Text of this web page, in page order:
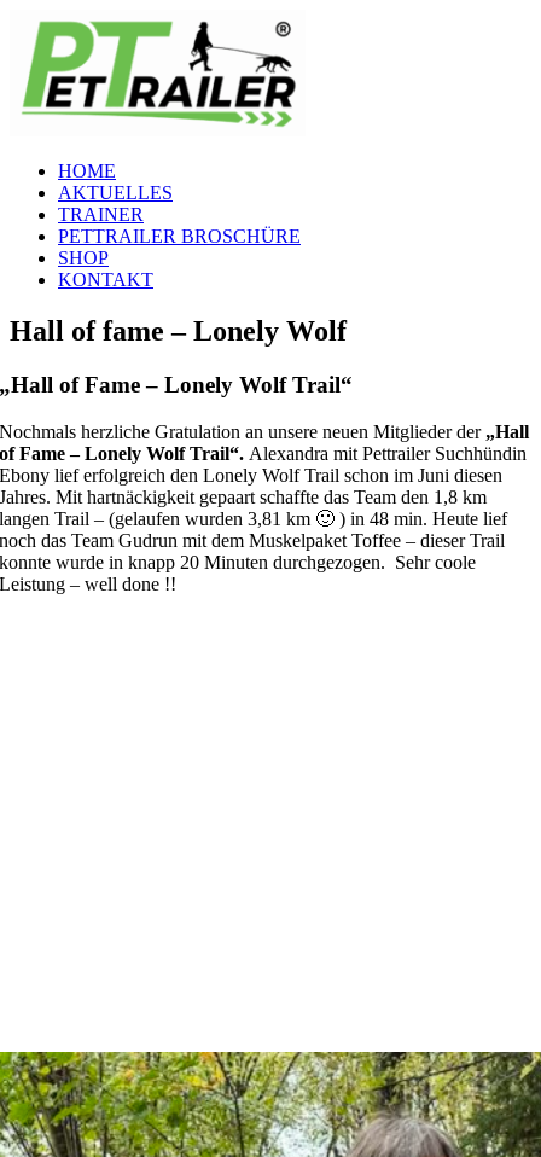
Zum
Inhalt
springen
HOME
AKTUELLES
TRAINER
PETTRAILER BROSCHÜRE
SHOP
KONTAKT
Hall of fame – Lonely Wolf
„Hall of Fame – Lonely Wolf Trail“
Nochmals herzliche Gratulation an unsere neuen Mitglieder der „Hall
of Fame – Lonely Wolf Trail“. Alexandra mit Pettrailer Suchhündin
Ebony lief erfolgreich den Lonely Wolf Trail schon im Juni diesen
Jahres. Mit hartnäckigkeit gepaart schaffte das Team den 1,8 km
langen Trail – (gelaufen wurden 3,81 km 🙂 ) in 48 min. Heute lief
noch das Team Gudrun mit dem Muskelpaket Toffee – dieser Trail
konnte wurde in knapp 20 Minuten durchgezogen. Sehr coole
Leistung – well done !!